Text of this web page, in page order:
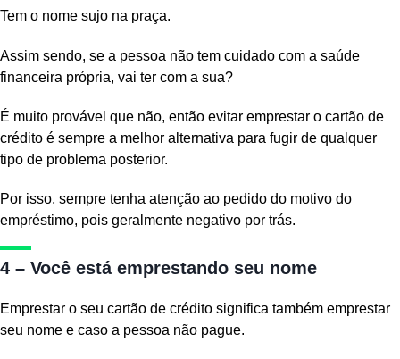
Tem o nome sujo na praça.
Assim sendo, se a pessoa não tem cuidado com a saúde
financeira própria, vai ter com a sua?
É muito provável que não, então evitar emprestar o cartão de
crédito é sempre a melhor alternativa para fugir de qualquer
tipo de problema posterior.
Por isso, sempre tenha atenção ao pedido do motivo do
empréstimo, pois geralmente negativo por trás.
4 – Você está emprestando seu nome
Emprestar o seu cartão de crédito significa também emprestar
seu nome e caso a pessoa não pague.